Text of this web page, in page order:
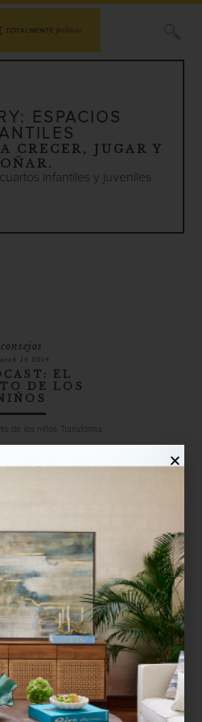
ESPACIOS
CRECER, JUGAR Y
infantiles y juveniles
consejos
14 2014
EL
DE LOS
de los niños Transforma
infantiles
23 2013
AMERICA